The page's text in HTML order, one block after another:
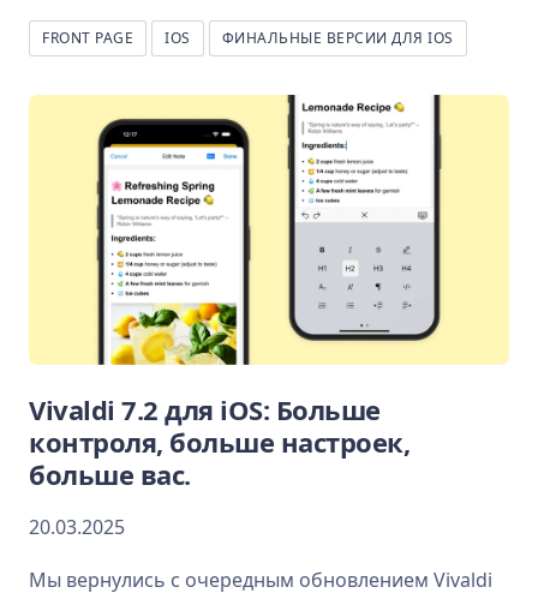
FRONT PAGE IOS ФИНАЛЬНЫЕ ВЕРСИИ ДЛЯ IOS
Vivaldi 7.2 для iOS: Больше
контроля, больше настроек,
больше вас.
20.03.2025
Мы вернулись с очередным обновлением Vivaldi